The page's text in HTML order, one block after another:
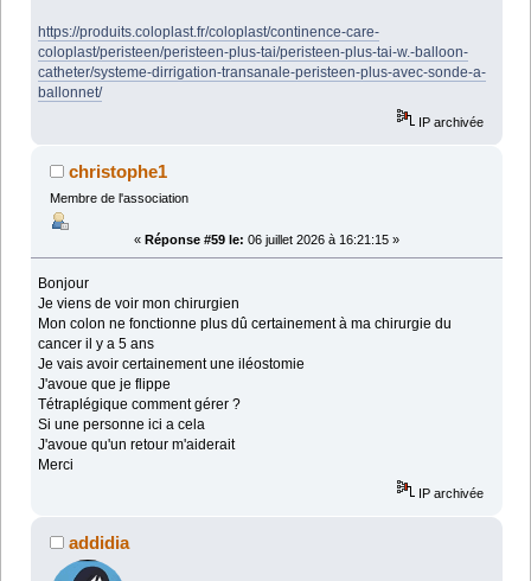
https://produits.coloplast.fr/coloplast/continence-care-
coloplast/peristeen/peristeen-plus-tai/peristeen-plus-tai-w.-balloon-
catheter/systeme-dirrigation-transanale-peristeen-plus-avec-sonde-a-
ballonnet/
IP archivée
christophe1
Membre de l'association
« Réponse #59 le: 06 juillet 2026 à 16:21:15 »
Bonjour
Je viens de voir mon chirurgien
Mon colon ne fonctionne plus dû certainement à ma chirurgie du
cancer il y a 5 ans
Je vais avoir certainement une iléostomie
J'avoue que je flippe
Tétraplégique comment gérer ?
Si une personne ici a cela
J'avoue qu'un retour m'aiderait
Merci
IP archivée
addidia